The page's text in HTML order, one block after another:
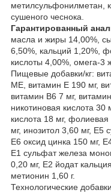
метилсульфонилметан,
сушеного чеснока.
Гарантированный
масла и жиры 14,00%,
6,50%, кальций 1,20%,
кислоты 4,00%, омега-3
Пищевые добавки/кг:
МЕ, витамин Е 190 мг,
витамин В6 7 мг,
никотиновая кислота 30
кислота 18 мг,
мг, инозитол 3,60 мг, Е5
Е6 оксид цинка 150 мг,
Е1 сульфат железа
0,20 мг, Е2 йодат
метионин 1,60 г.
Технологические